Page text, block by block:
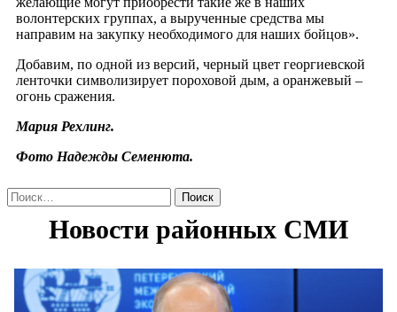
волонтерских группах, а вырученные средства мы
направим на закупку необходимого для наших бойцов».
Добавим, по одной из версий, черный цвет георгиевской
ленточки символизирует пороховой дым, а оранжевый –
огонь сражения.
Мария Рехлинг.
Фото Надежды Семенюта.
Найти: